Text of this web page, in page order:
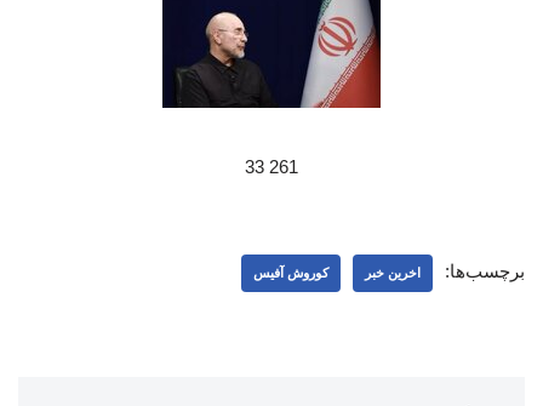
261 33
برچسب‌ها: اخرین خبر کوروش آفیس